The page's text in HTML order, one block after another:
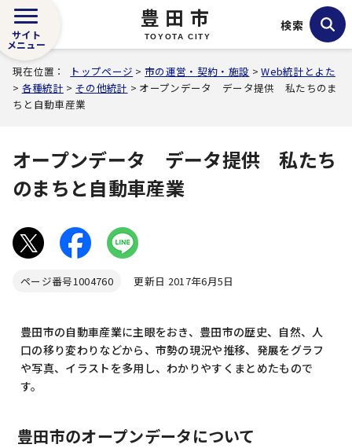
豊田市
TOYOTA CITY
サイト
メニュー
検索
現在位置： トップページ >市の運営・契約・施設 >Web統計とよた
> 各種統計 > その他統計 > オープンデータ データ提供 私たちのま
ちと自動車産業
オープンデータ データ提供 私たち
のまちと自動車産業
ページ番号1004760 更新日 2017年6月5日
豊田市の自動車産業に主眼をおき、豊田市の歴史、自然、人
口の移り変わりなどから、市勢の現況や推移、発展をグラフ
や写真、イラストを多用し、わかりやすくまとめたもので
す。
豊田市のオープンデータについて